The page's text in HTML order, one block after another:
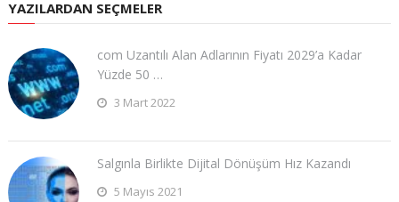
YAZILARDAN SEÇMELER
com Uzantılı Alan Adlarının Fiyatı 2029’a Kadar
Yüzde 50 …
3 Mart 2022
Salgınla Birlikte Dijital Dönüşüm Hız Kazandı
5 Mayıs 2021